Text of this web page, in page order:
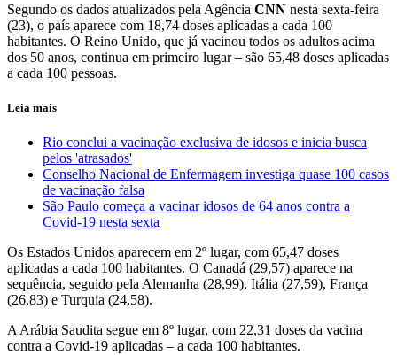
Segundo os dados atualizados pela Agência CNN nesta sexta-feira
(23), o país aparece com 18,74 doses aplicadas a cada 100
habitantes. O Reino Unido, que já vacinou todos os adultos acima
dos 50 anos, continua em primeiro lugar – são 65,48 doses aplicadas
a cada 100 pessoas.
Leia mais
Rio conclui a vacinação exclusiva de idosos e inicia busca
pelos 'atrasados'
Conselho Nacional de Enfermagem investiga quase 100 casos
de vacinação falsa
São Paulo começa a vacinar idosos de 64 anos contra a
Covid-19 nesta sexta
Os Estados Unidos aparecem em 2º lugar, com 65,47 doses
aplicadas a cada 100 habitantes. O Canadá (29,57) aparece na
sequência, seguido pela Alemanha (28,99), Itália (27,59), França
(26,83) e Turquia (24,58).
A Arábia Saudita segue em 8º lugar, com 22,31 doses da vacina
contra a Covid-19 aplicadas – a cada 100 habitantes.